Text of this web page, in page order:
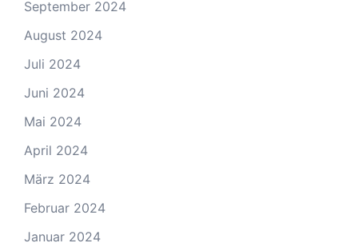
September 2024
August 2024
Juli 2024
Juni 2024
Mai 2024
April 2024
März 2024
Februar 2024
Januar 2024